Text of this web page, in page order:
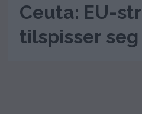
Ceuta: EU-
tilspisser seg